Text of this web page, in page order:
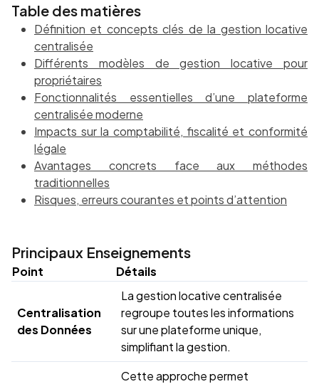
Table des matières
Définition et concepts clés de la gestion locative
centralisée
Différents modèles de gestion locative pour
propriétaires
Fonctionnalités essentielles d’une plateforme
centralisée moderne
Impacts sur la comptabilité, fiscalité et conformité
légale
Avantages concrets face aux méthodes
traditionnelles
Risques, erreurs courantes et points d’attention
Principaux Enseignements
Point Détails
Centralisation
des Données
La gestion locative centralisée
regroupe toutes les informations
sur une plateforme unique,
simplifiant la gestion.
Cette approche permet